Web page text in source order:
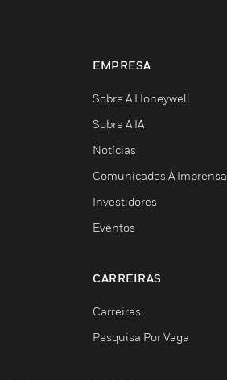
EMPRESA
Sobre A Honeywell
Sobre A IA
Notícias
Comunicados À Imprensa
Investidores
Eventos
CARREIRAS
Carreiras
Pesquisa Por Vaga